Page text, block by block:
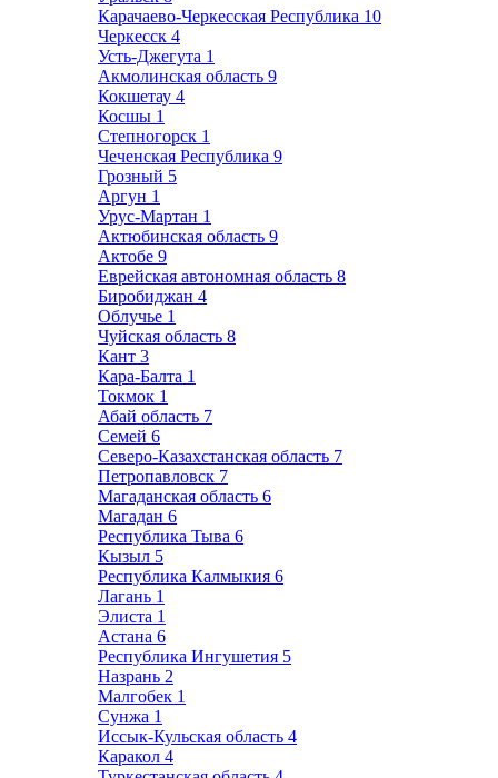
Карачаево-Черкесская Республика 10
Черкесск 4
Усть-Джегута 1
Акмолинская область 9
Кокшетау 4
Косшы 1
Степногорск 1
Чеченская Республика 9
Грозный 5
Аргун 1
Урус-Мартан 1
Актюбинская область 9
Актобе 9
Еврейская автономная область 8
Биробиджан 4
Облучье 1
Чуйская область 8
Кант 3
Кара-Балта 1
Токмок 1
Абай область 7
Семей 6
Северо-Казахстанская область 7
Петропавловск 7
Магаданская область 6
Магадан 6
Республика Тыва 6
Кызыл 5
Республика Калмыкия 6
Лагань 1
Элиста 1
Астана 6
Республика Ингушетия 5
Назрань 2
Малгобек 1
Сунжа 1
Иссык-Кульская область 4
Каракол 4